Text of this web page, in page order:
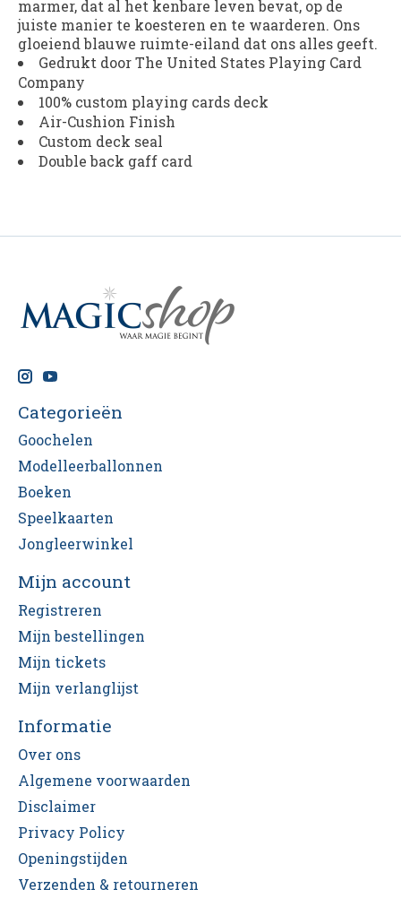
marmer, dat al het kenbare leven bevat, op de
juiste manier te koesteren en te waarderen. Ons
gloeiend blauwe ruimte-eiland dat ons alles geeft.
Gedrukt door The United States Playing Card
Company
100% custom playing cards deck
Air-Cushion Finish
Custom deck seal
Double back gaff card
Categorieën
Goochelen
Modelleerballonnen
Boeken
Speelkaarten
Jongleerwinkel
Mijn account
Registreren
Mijn bestellingen
Mijn tickets
Mijn verlanglijst
Informatie
Over ons
Algemene voorwaarden
Disclaimer
Privacy Policy
Openingstijden
Verzenden & retourneren